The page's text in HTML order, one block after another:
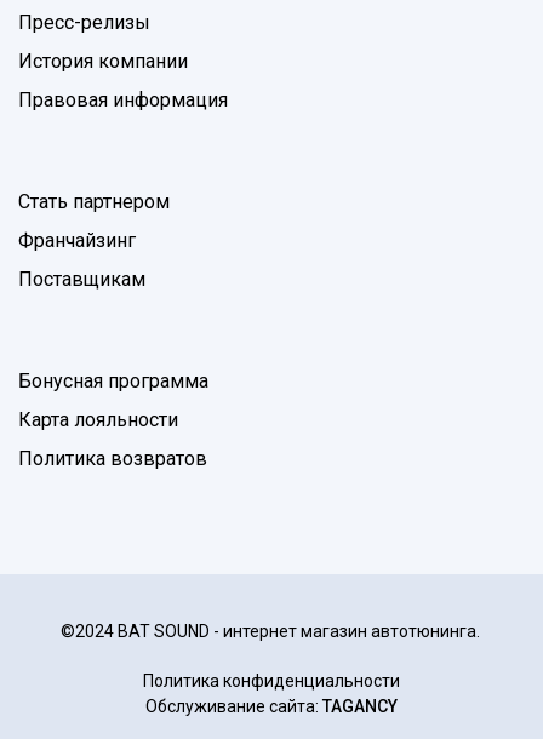
Пресс-релизы
История компании
Правовая информация
Стать партнером
Франчайзинг
Поставщикам
Бонусная программа
Карта лояльности
Политика возвратов
©2024 BAT SOUND - интернет магазин автотюнинга.
Политика конфиденциальности
Обслуживание сайта: TAGANCY